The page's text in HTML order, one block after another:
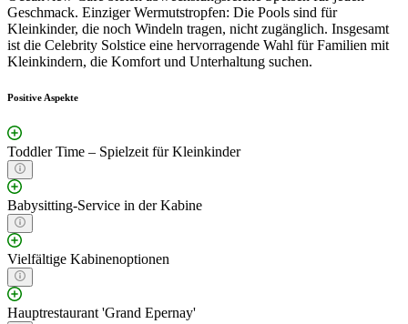
Geschmack. Einziger Wermutstropfen: Die Pools sind für
Kleinkinder, die noch Windeln tragen, nicht zugänglich. Insgesamt
ist die Celebrity Solstice eine hervorragende Wahl für Familien mit
Kleinkindern, die Komfort und Unterhaltung suchen.
Positive Aspekte
Toddler Time – Spielzeit für Kleinkinder
Babysitting-Service in der Kabine
Vielfältige Kabinenoptionen
Hauptrestaurant 'Grand Epernay'